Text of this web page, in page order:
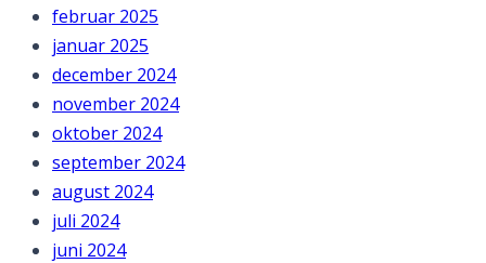
februar 2025
januar 2025
december 2024
november 2024
oktober 2024
september 2024
august 2024
juli 2024
juni 2024